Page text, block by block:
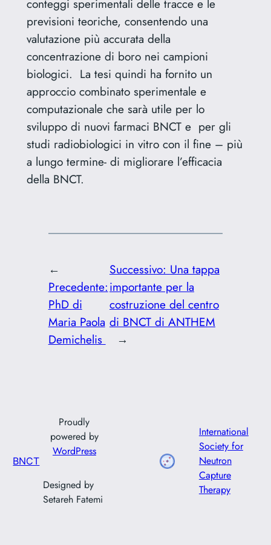
conteggi sperimentali delle tracce e le
previsioni teoriche, consentendo una
valutazione più accurata della
concentrazione di boro nei campioni
biologici. La tesi quindi ha fornito un
approccio combinato sperimentale e
computazionale che sarà utile per lo
sviluppo di nuovi farmaci BNCT e per gli
studi radiobiologici in vitro con il fine – più
a lungo termine- di migliorare l’efficacia
della BNCT.
←
Precedente:
PhD di
Maria Paola
Demichelis
Successivo: Una tappa
importante per la
costruzione del centro
di BNCT di ANTHEM
→
BNCT
Proudly
powered by
WordPress
Designed by
Setareh Fatemi
International
Society for
Neutron
Capture
Therapy